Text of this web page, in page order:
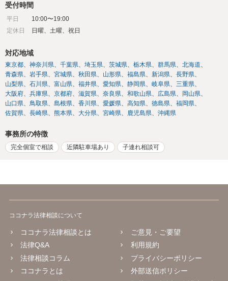
受付時間
平日
10:00〜19:00
定休日
日曜、土曜、祝日
対応地域
東京都 神奈川県 千葉県 埼玉県 茨城県 栃木県 群馬県
北海道
青森県
岩手県 宮城県 秋田県 山形県 福島県 新潟県
長野県
山梨県
石川県 富山県 福井県 愛知県 静岡県 岐阜県
三重県
大阪府
兵庫県 京都府 滋賀県 奈良県 和歌山県 広島県
岡山県
山口県
鳥取県 島根県 香川県 愛媛県 高知県 徳島県
福岡県
佐賀県
長崎県 熊本県 大分県 宮崎県 鹿児島県 沖縄県
事務所の特徴
完全個室で相談 近隣駐車場あり 子連れ相談可
ココナラ法律相談について
ココナラ法律相談とは
法律Q&A
法律相談コラム
ココナラとは
ご意見・ご要望
利用規約
プライバシーポリシー
外部送信ポリシー